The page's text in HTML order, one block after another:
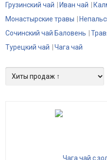
Грузинский чай Иван чай
Монастырские травы
Сочинский чай Баловень
Турецкий чай
Чага чай